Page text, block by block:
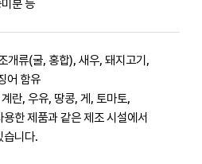
분 등
개류(굴, 홍합), 새우, 돼지고기,
어 함유
란, 우유, 땅콩, 게, 토마토,
용한 제품과 같은 제조 시설에서
습니다.